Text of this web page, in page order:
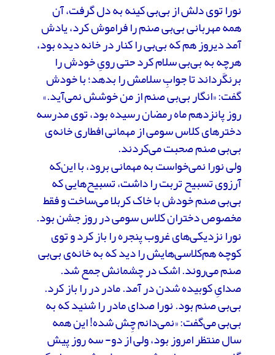
نورا توی دلش از بی‌بی کینه به دل گرفت، آن
همه مهربانی بی‌بی صنم را فراموش کرد، یادش
آمد دیروز هم که بی‌بی را کنار در خانه دیده بود،
هرچه به بی‌بی سلام کرد حتی رویِ خودش را
برنگَرداند تا جوابِ سلامش را بدهد؛ با خودش
گفت: «انگار بی‌بی ‌صنم از من خوشش نمی‌آید.»
روز پانزدهم ماه رمضان رسیده بود، توی مدرسه
دخترهای کلاس سومی از مهمانی افطاری خانه‌ی
بی‌بی صنم صحبت می‌کردند.
ولی‌ نورا نمی‌خواست به مهمانی برود، با این‌که
آرزوی تسبیح تربت را داشت، تسبیح‌هایی که
بی‌بی صنم خودش با خاک کربلا می‌ساخت و فقط
مخصوص دختران کلاس سومی در روز جشن بود.
نورا نزدیکی‌های غروب پنجره را باز کرد و توی
کوچه هم‌کلاسی‌هایش را دید که به خانه‌ی بی‌بی
صنم می‌روند. اشک در چشمانش جمع شد.
صدایِ کوبیده شدن در آمد. مادر در را باز کرد.
بی‌بی صنم بود. نورا صدای مادر را شنید که به
بی‌بی می‌گفت: «نمی‌دانم چِش شده! این همه
سال منتظر امروز بود، ولی از دو- سه روز پیش